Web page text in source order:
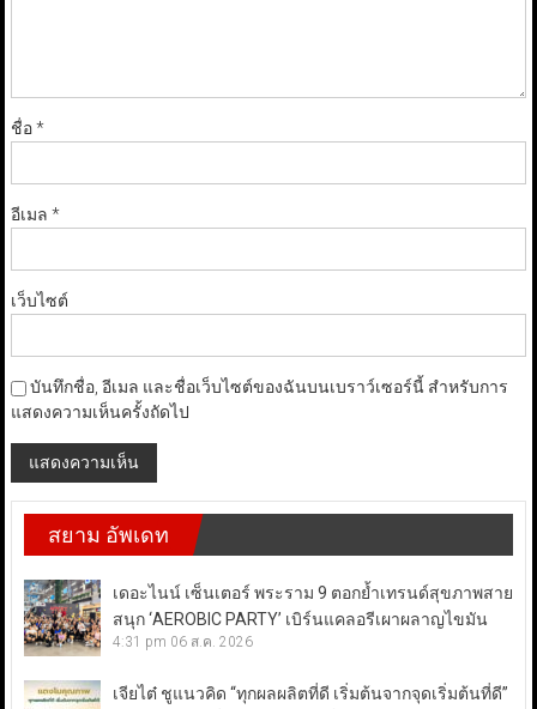
ชื่อ*
อีเมล *
เว็บไซต์
บันทึกชื่อ, อีเมล และชื่อเว็บไซต์ของฉันบนเบราว์เซอร์นี้ สำหรับการ
แสดงความเห็นครั้งถัดไป
สยาม อัพเดท
เดอะไนน์ เซ็นเตอร์ พระราม 9 ตอกย้ำเทรนด์สุขภาพสาย
สนุก ‘AEROBIC PARTY’ เบิร์นแคลอรีเผาผลาญไขมัน
4:31 pm 06 ส.ค. 2026
เจียไต๋ ชูแนวคิด “ทุกผลผลิตที่ดี เริ่มต้นจากจุดเริ่มต้นที่ดี”